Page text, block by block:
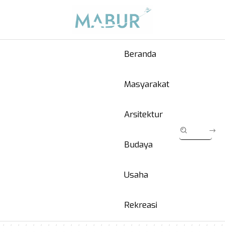
Beranda
Masyarakat
Arsitektur
Budaya
Usaha
Rekreasi